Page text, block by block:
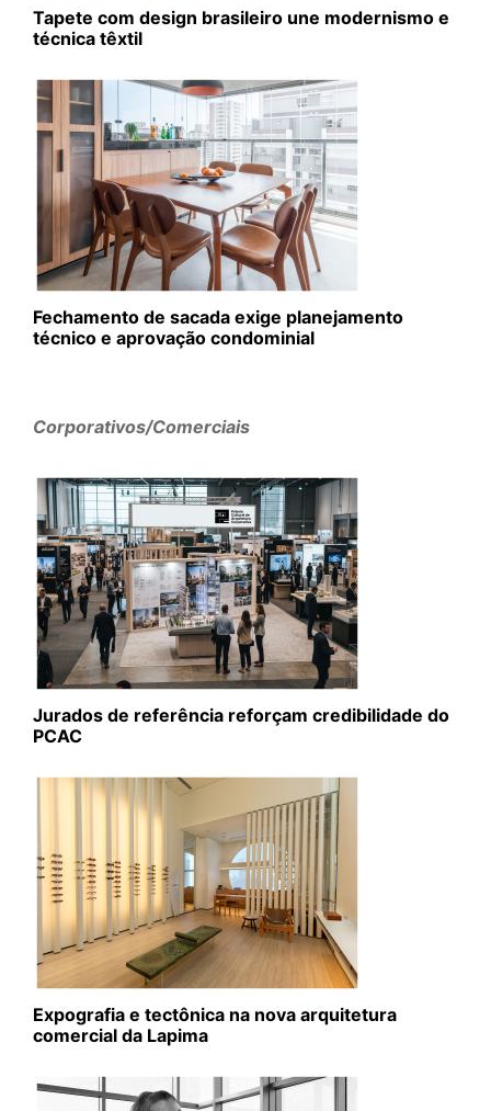
Tapete com design brasileiro une modernismo e
técnica têxtil
Fechamento de sacada exige planejamento
técnico e aprovação condominial
Corporativos/Comerciais
Jurados de referência reforçam credibilidade do
PCAC
Expografia e tectônica na nova arquitetura
comercial da Lapima